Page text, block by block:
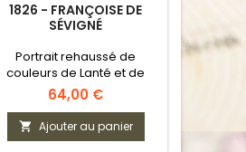
1826 - FRANÇOISE DE
SÉVIGNÉ
Portrait rehaussé de
couleurs de Lanté et de
Gatine
Prix
64,00 €
 Ajouter au panier